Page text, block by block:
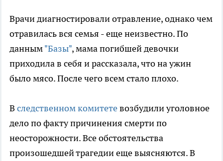
Врачи диагностировали отравление, однако чем
отравилась вся семья - еще неизвестно. По
данным"Базы", мама погибшей девочки
приходила в себя и рассказала, что на ужин
было мясо. После чего всем стало плохо.
В следственном комитетевозбудили уголовное
дело по факту причинения смерти по
неосторожности. Все обстоятельства
произошедшей трагедии еще выясняются. В